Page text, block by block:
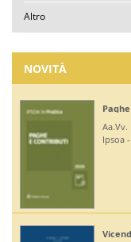
Altro
NOVITÀ
Aa.Vv.
Ipsoa